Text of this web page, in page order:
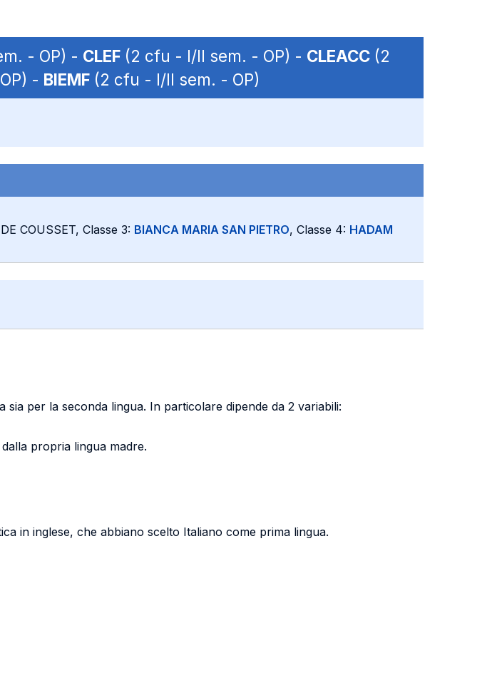
- OP) - CLEF (2 cfu - I/II sem. - OP) - CLEACC (2
- BIEMF (2 cfu - I/II sem. - OP)
COUSSET, Classe 3: BIANCA MARIA SAN PIETRO, Classe 4: HADAM
per la seconda lingua. In particolare dipende da 2 variabili:
propria lingua madre.
in inglese, che abbiano scelto Italiano come prima lingua.